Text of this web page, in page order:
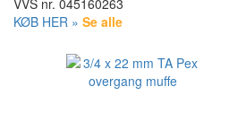
VVS nr. 045160263
KØB HER » Se alle